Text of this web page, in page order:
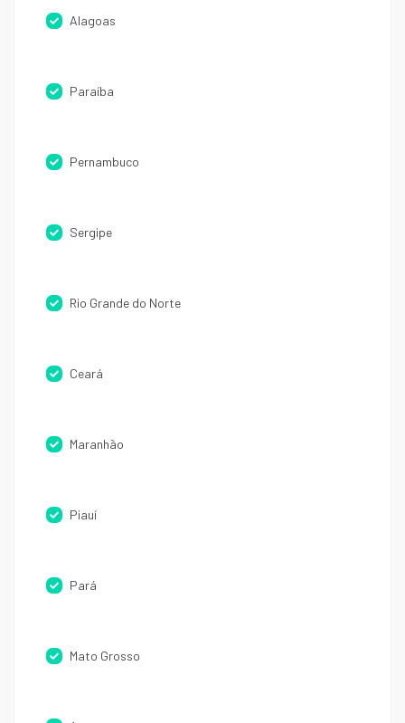
Alagoas
Paraíba
Pernambuco
Sergipe
Rio Grande do Norte
Ceará
Maranhão
Piauí
Pará
Mato Grosso